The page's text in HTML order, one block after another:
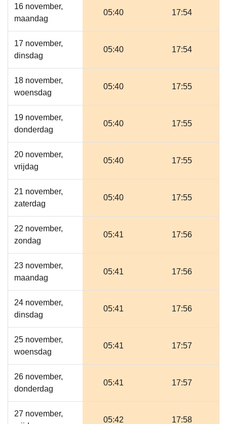
16 november,
maandag
05:40 17:54
17 november,
dinsdag
05:40 17:54
18 november,
woensdag
05:40 17:55
19 november,
donderdag
05:40 17:55
20 november,
vrijdag
05:40 17:55
21 november,
zaterdag
05:40 17:55
22 november,
zondag
05:41 17:56
23 november,
maandag
05:41 17:56
24 november,
dinsdag
05:41 17:56
25 november,
woensdag
05:41 17:57
26 november,
donderdag
05:41 17:57
27 november,
05:42 17:58